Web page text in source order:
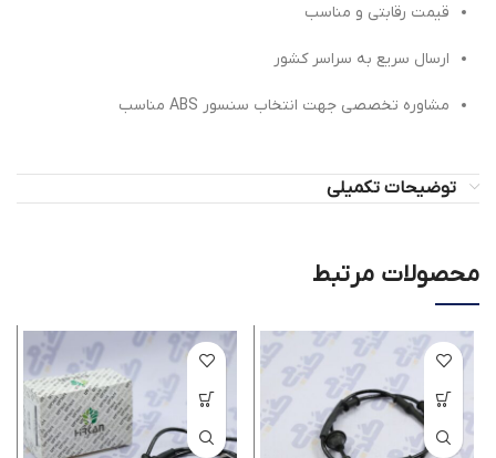
قیمت رقابتی و مناسب
ارسال سریع به سراسر کشور
مشاوره تخصصی جهت انتخاب سنسور ABS مناسب
توضیحات تکمیلی
محصولات مرتبط